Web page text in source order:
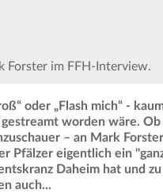
Forster im FFH-Interview.
oder „Flash mich“ -
worden wäre.
– an Mark
Pfälzer eigentlich ein
Daheim hat und
auch...